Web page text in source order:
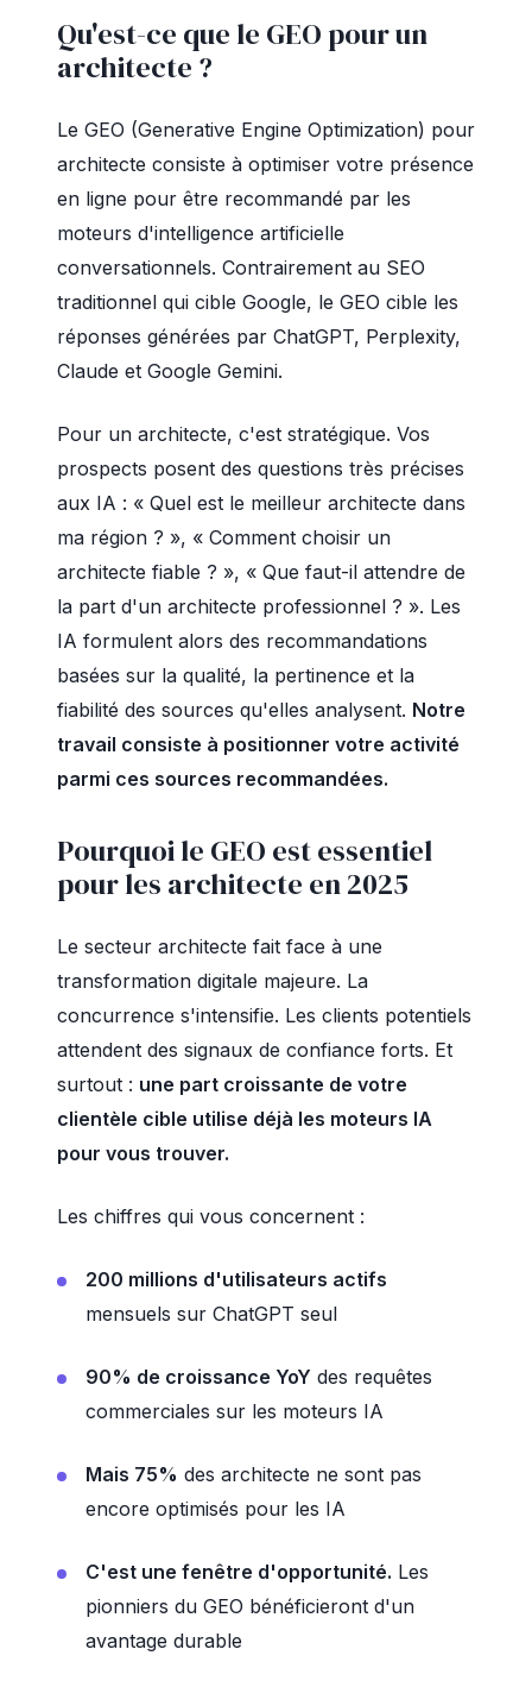
Qu'est-ce que le GEO pour un
architecte ?
Le GEO (Generative Engine Optimization) pour
architecte consiste à optimiser votre présence
en ligne pour être recommandé par les
moteurs d'intelligence artificielle
conversationnels. Contrairement au SEO
traditionnel qui cible Google, le GEO cible les
réponses générées par ChatGPT, Perplexity,
Claude et Google Gemini.
Pour un architecte, c'est stratégique. Vos
prospects posent des questions très précises
aux IA : « Quel est le meilleur architecte dans
ma région ? », « Comment choisir un
architecte fiable ? », « Que faut-il attendre de
la part d'un architecte professionnel ? ». Les
IA formulent alors des recommandations
basées sur la qualité, la pertinence et la
fiabilité des sources qu'elles analysent. Notre
travail consiste à positionner votre activité
parmi ces sources recommandées.
Pourquoi le GEO est essentiel
pour les architecte en 2025
Le secteur architecte fait face à une
transformation digitale majeure. La
concurrence s'intensifie. Les clients potentiels
attendent des signaux de confiance forts. Et
surtout : une part croissante de votre
clientèle cible utilise déjà les moteurs IA
pour vous trouver.
Les chiffres qui vous concernent :
200 millions d'utilisateurs actifs
mensuels sur ChatGPT seul
90% de croissance YoY des requêtes
commerciales sur les moteurs IA
Mais 75% des architecte ne sont pas
encore optimisés pour les IA
C'est une fenêtre d'opportunité. Les
pionniers du GEO bénéficieront d'un
avantage durable